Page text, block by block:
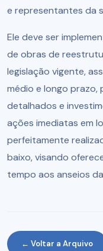
e representantes da
Ele deve ser
de obras de
legislação vigente,
médio e longo
detalhados e
ações imediatas em
perfeitamente
baixo, visando
tempo aos anseios
← Voltar a Arquivo